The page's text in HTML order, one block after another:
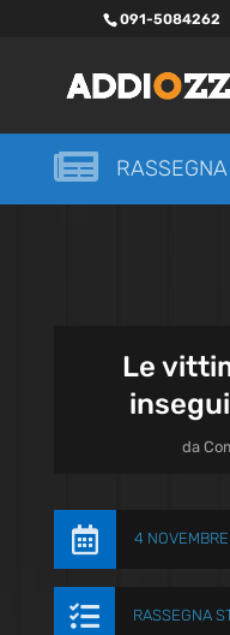
091-5084262

Le
da
 4
 RASSEGNA